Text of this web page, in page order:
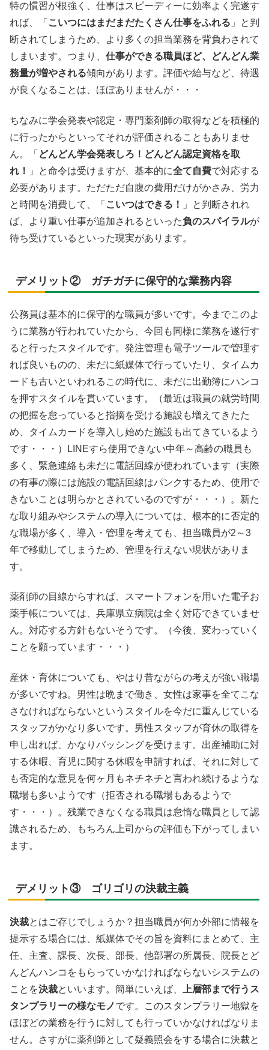
特の慣習が根強く、仕事はスピーディーに効率よく完遂す
れば、「 こいつにはまだまだたくさん仕事をふれる 」と判
断されてしまうため、より多くの担当業務を背負わされて
しまいます。つまり、 仕事ができる職員ほど、どんどん業
務量が増やされる傾向があります。評価や給与など、待遇
が良くなることは、ほぼありませんが・・・
ちなみに学会発表や認定・専門薬剤師の取得などを積極的
に行ったからといってそれが評価されることもありませ
ん。「 どんどん学会発表しろ！どんどん認定資格を取
れ！
」と命令は受けますが、基本的に全て自費で対応する
必要があります。ただただ自腹の費用だけがかさみ、労力
と時間を消費して、「 こいつはできる！
」と判断されれ
ば、より重い仕事が追加されるといった負のスパイラルが
待ち受けているといった現実があります。
デメリット② ガチガチに保守的な業務内容
公務員は基本的に保守的な職員が多いです。今までこのよ
うに業務が行われていたから、今回も同様に業務を遂行す
ると行ったスタイルです。発注管理も電子ツールで管理す
れば良いものの、未だに紙媒体で行っていたり、タイムカ
ードも古いといわれるこの時代に、未だに出勤簿にハンコ
を押すスタイルを貫いています。（最近は職員の就労時間
の把握を怠っていると指摘を受ける施設も増えてきたた
め、タイムカードを導入し始めた施設も出てきているよう
です・・・）LINEすら使用できない中年～高齢の職員も
多く、緊急連絡も未だに電話回線が使われています（実際
の有事の際には施設の電話回線はパンクするため、使用で
きないことは明らかとされているのですが・・・）。新た
な取り組みやシステムの導入については、根本的に否定的
な職場が多く、導入・管理を考えても、担当職員が2～3
年で移動してしまうため、管理を行えない現状がありま
す。
薬剤師の目線からすれば、スマートフォンを用いた電子お
薬手帳については、兵庫県立病院は全く対応できていませ
ん。対応する方針もないそうです。（今後、変わっていく
ことを願っています・・・）
産休・育休についても、やはり昔ながらの考えが強い職場
が多いですね。男性は晩まで働き、女性は家事を全てこな
さなければならないというスタイルを今だに重んじている
スタッフがかなり多いです。男性スタッフが育休の取得を
申し出れば、かなりバッシングを受けます。出産補助に対
する休暇、育児に関する休暇を申請すれば、それに対して
も否定的な意見を何ヶ月もネチネチと言われ続けるような
職場も多いようです（拒否される職場もあるようで
す・・・）。残業できなくなる職員は怠惰な職員として認
識されるため、もちろん上司からの評価も下がってしまい
ます。
デメリット③ ゴリゴリの決裁主義
決裁とはご存じでしょうか？担当職員が何か外部に情報を
提示する場合には、紙媒体でその旨を資料にまとめて、主
任、主査、課長、次長、部長、他部署の所属長、院長とど
んどんハンコをもらっていかなければならないシステムの
ことを決裁といいます。簡単にいえば、
上層部まで行うス
タンプラリーの様なモノです。このスタンプラリー地獄を
ほぼどの業務を行うに対しても行っていかなければなりま
せん。さすがに薬剤師として疑義照会をする場合に決裁と